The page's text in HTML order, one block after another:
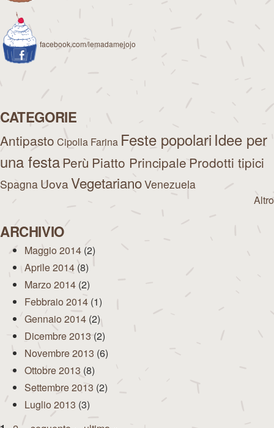
facebook.com/lemadamejojo
CATEGORIE
Antipasto Cipolla Farina Feste popolari Idee per
una festa Perù Piatto Principale Prodotti tipici
Spagna UovaVegetarianoVenezuela
Altro
ARCHIVIO
Maggio 2014 (2)
Aprile 2014 (8)
Marzo 2014 (2)
Febbraio 2014 (1)
Gennaio 2014 (2)
Dicembre 2013 (2)
Novembre 2013 (6)
Ottobre 2013 (8)
Settembre 2013 (2)
Luglio 2013 (3)